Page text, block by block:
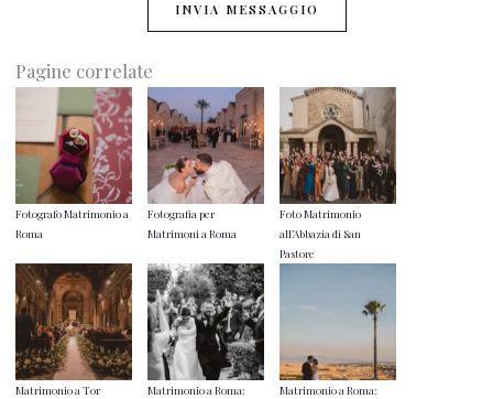
INVIA MESSAGGIO
Pagine correlate
Fotografo Matrimonio a
Roma
Fotografia per
Matrimoni a Roma
Foto Matrimonio
all’Abbazia di San
Pastore
Matrimonio a Tor
Matrimonio a Roma:
Matrimonio a Roma: